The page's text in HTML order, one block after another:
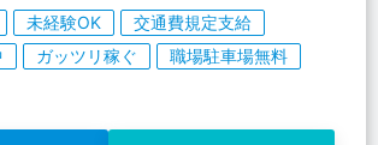
未経験OK
交通費規定支給
ガッツリ稼ぐ
職場駐車場無料